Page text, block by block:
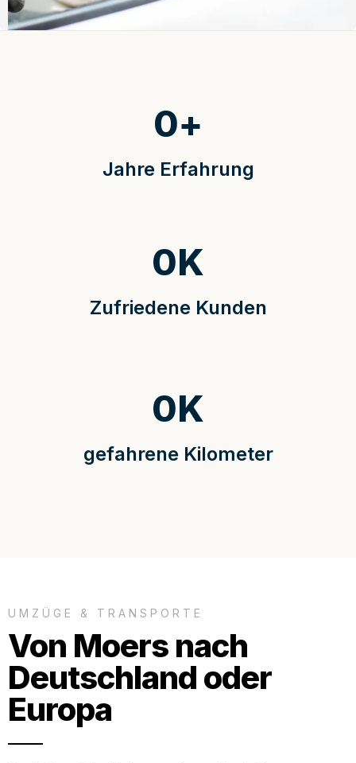
Jahre Erfahrung
0+
Zufriedene Kunden
0K
gefahrene Kilometer
0K
UMZÜGE & TRANSPORTE
Von Moers nach
Deutschland oder
Europa